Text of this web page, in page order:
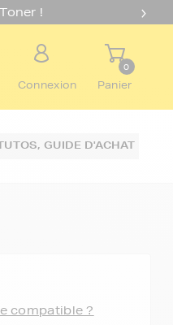
!
Connexion
0
Panier
GUIDE D'ACHAT
compatible ?